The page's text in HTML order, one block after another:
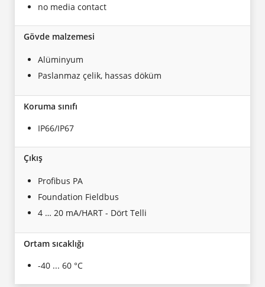
no media contact
Gövde malzemesi
Alüminyum
Paslanmaz çelik, hassas döküm
Koruma sınıfı
IP66/IP67
Çıkış
Profibus PA
Foundation Fieldbus
4 … 20 mA/HART - Dört Telli
Ortam sıcaklığı
-40 ... 60 °C